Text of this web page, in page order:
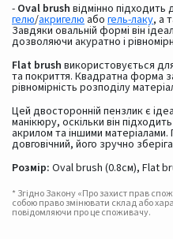
- Oval brush відмінно підходить
гелю/акригелю або гель-лаку, а
Завдяки овальній формі він
дозволяючи акуратно і
Flat brush використовується
та покриття. Квадратна форма
рівномірність розподілу
Цей двосторонній пензлик є
манікюру, оскільки він
акрилом та іншими матеріалами.
довговічний, його зручно
Розмір: Oval brush (0.8см), Flat
* Згідно Закону «Про захист прав
собою право змінювати склад або
повідомляючи про це споживачу.